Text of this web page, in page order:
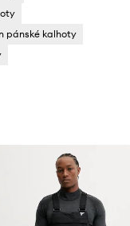
pánské kalhoty